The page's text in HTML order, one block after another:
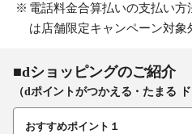
電話料金合算払いの支払い
は店舗限定キャンペーン対象
■dショッピングのご紹介
（dポイントがつかえる・たまる
おすすめポイント１